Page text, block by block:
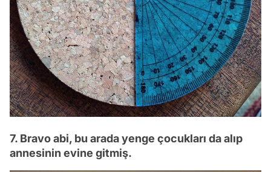
7. Bravo abi, bu arada yenge çocukları da alıp
annesinin evine gitmiş.